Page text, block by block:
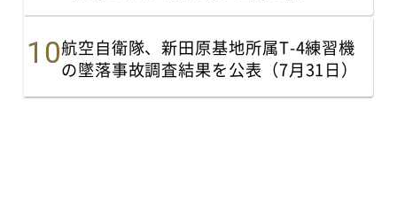
航空自衛隊、新田原基地所属T-4練習機
の墜落事故調査結果を公表（7月31日）